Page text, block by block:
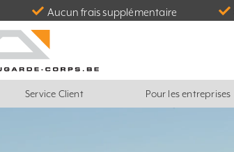
Aucun frais supplémentaire
Service Client Pour les entreprises